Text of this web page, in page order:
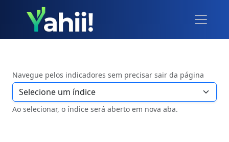
Navegue pelos indicadores sem precisar sair da página
Ao selecionar, o índice será aberto em nova aba.